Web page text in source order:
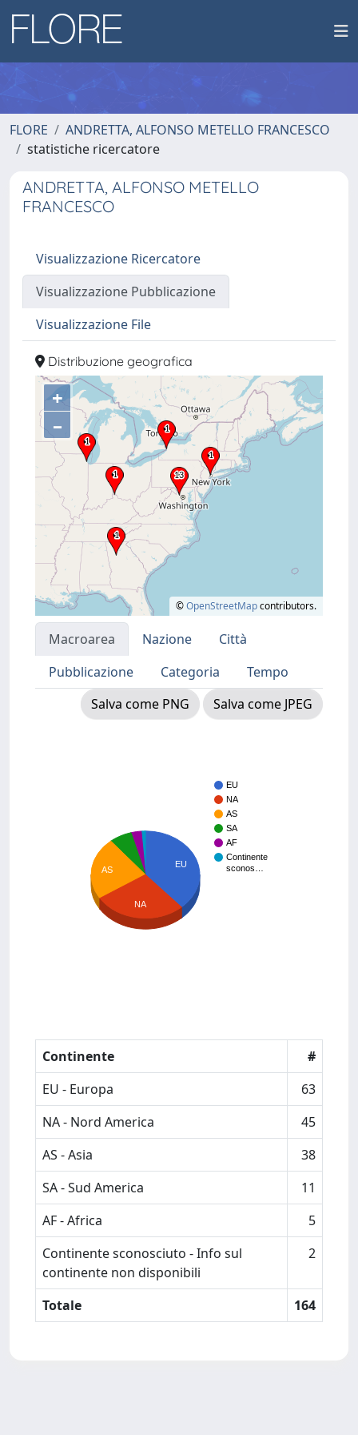
FLORE
ANDRETTA, ALFONSO METELLO FRANCESCO
statistiche ricercatore
ANDRETTA, ALFONSO METELLO
FRANCESCO
Visualizzazione Ricercatore
Visualizzazione Pubblicazione
Visualizzazione File
Distribuzione geografica
+
–
©OpenStreetMapcontributors.
Macroarea Nazione
Città
Pubblicazione
Categoria
Tempo
Salva come PNG
Salva come JPEG
EU
NA
AS
SA
AF
Continente
sconos…
EU
AS
NA
Continente
#
EU - Europa
63
NA - Nord America
45
AS - Asia
38
SA - Sud America
11
AF - Africa
5
Continente sconosciuto - Info sul
continente non disponibili
2
Totale 164